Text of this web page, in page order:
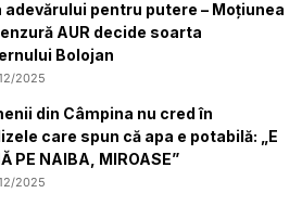
adevărului pentru putere – Moțiunea
AUR decide soarta
Bolojan
2025
din Câmpina nu cred în
care spun că apa e potabilă: „E
PE NAIBA, MIROASE”
2025